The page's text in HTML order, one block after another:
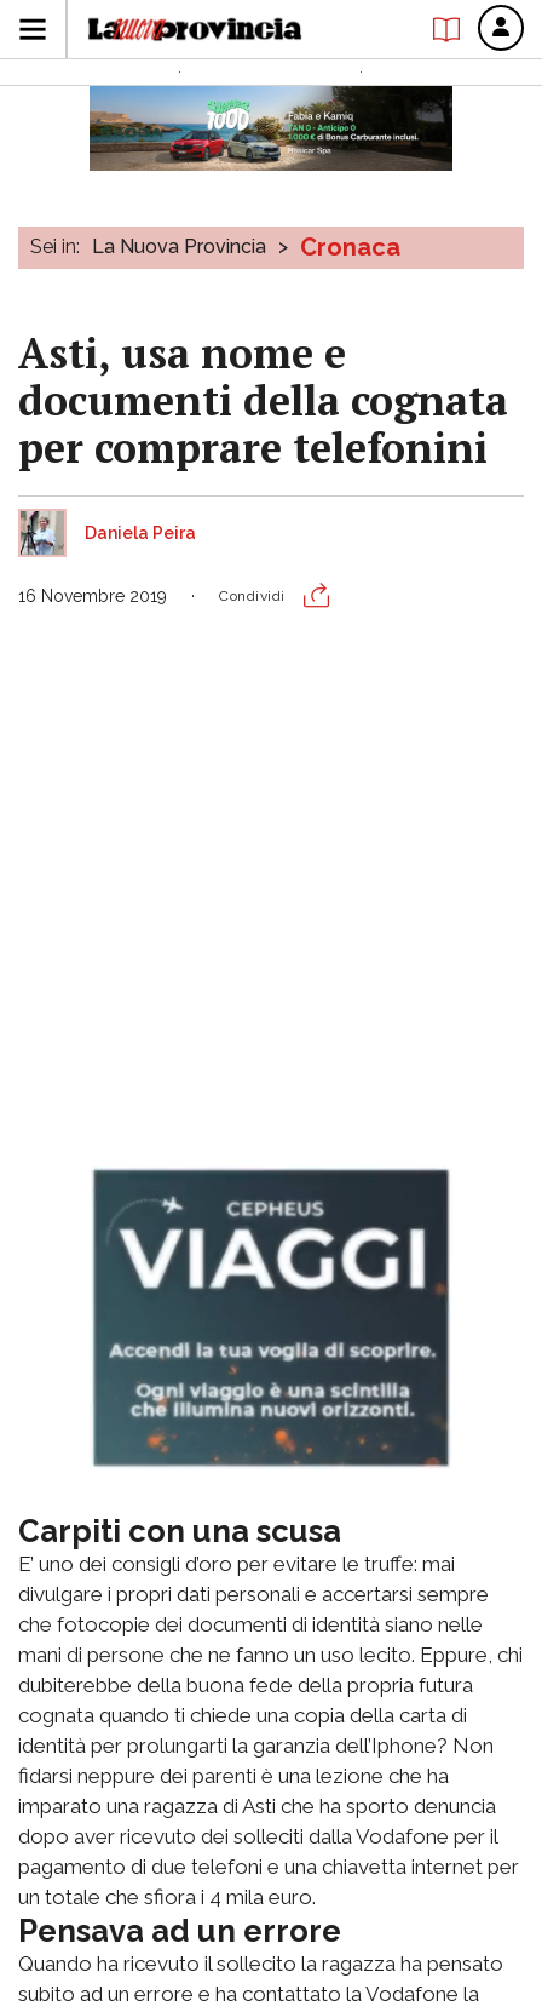
Sei in: La Nuova Provincia > Cronaca
Asti, usa nome e
documenti della cognata
per comprare telefonini
Daniela Peira
16 Novembre 2019 Condividi
Carpiti con una scusa
E’ uno dei consigli d’oro per evitare le truffe: mai
divulgare i propri dati personali e accertarsi sempre
che fotocopie dei documenti di identità siano nelle
mani di persone che ne fanno un uso lecito. Eppure, chi
dubiterebbe della buona fede della propria futura
cognata quando ti chiede una copia della carta di
identità per prolungarti la garanzia dell’Iphone? Non
fidarsi neppure dei parenti è una lezione che ha
imparato una ragazza di Asti che ha sporto denuncia
dopo aver ricevuto dei solleciti dalla Vodafone per il
pagamento di due telefoni e una chiavetta internet per
un totale che sfiora i 4 mila euro.
Pensava ad un errore
Quando ha ricevuto il sollecito la ragazza ha pensato
subito ad un errore e ha contattato la Vodafone la